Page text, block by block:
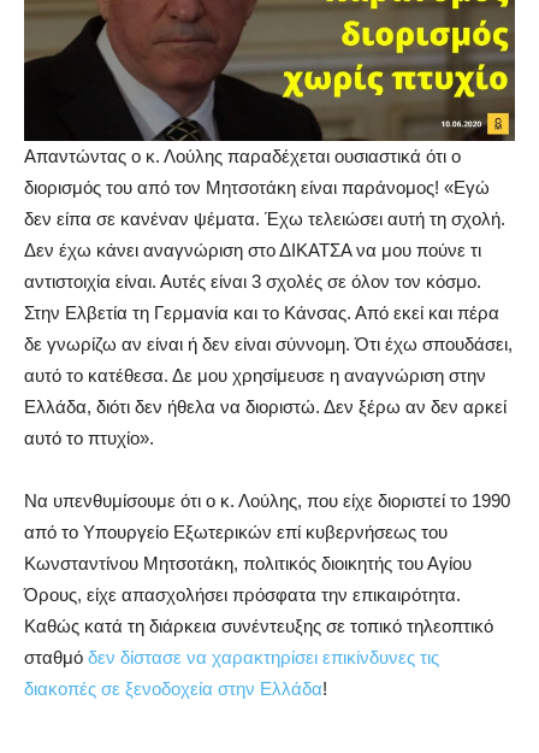
Απαντώντας ο κ. Λούλης παραδέχεται ουσιαστικά ότι ο
διορισμός του από τον Μητσοτάκη είναι παράνομος! «Εγώ
δεν είπα σε κανέναν ψέματα. Έχω τελειώσει αυτή τη σχολή.
Δεν έχω κάνει αναγνώριση στο ΔΙΚΑΤΣΑ να μου πούνε τι
αντιστοιχία είναι. Αυτές είναι 3 σχολές σε όλον τον κόσμο.
Στην Ελβετία τη Γερμανία και το Κάνσας. Από εκεί και πέρα
δε γνωρίζω αν είναι ή δεν είναι σύννομη. Ότι έχω σπουδάσει,
αυτό το κατέθεσα. Δε μου χρησίμευσε η αναγνώριση στην
Ελλάδα, διότι δεν ήθελα να διοριστώ. Δεν ξέρω αν δεν αρκεί
αυτό το πτυχίο».
Να υπενθυμίσουμε ότι ο κ. Λούλης, που είχε διοριστεί το 1990
από το Υπουργείο Εξωτερικών επί κυβερνήσεως του
Κωνσταντίνου Μητσοτάκη, πολιτικός διοικητής του Αγίου
Όρους, είχε απασχολήσει πρόσφατα την επικαιρότητα.
Καθώς κατά τη διάρκεια συνέντευξης σε τοπικό τηλεοπτικό
σταθμό δεν δίστασε να χαρακτηρίσει επικίνδυνες τις
διακοπές σε ξενοδοχεία στην Ελλάδα!